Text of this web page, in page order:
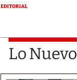
EDITORIAL
Lo Nuevo